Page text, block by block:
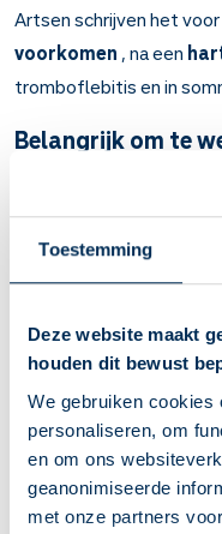
Toestemming
Deze website maakt
houden dit bewust
We gebruiken cookies
personaliseren, om
en om ons
geanonimiseerde
met onze partners
Artsen schrijven het voor
voorkomen , na een
tromboflebitis en in
Belangrijk om te
Enoxaparine zorgt
samenklontert
minder kans op
Om een
dialyse, angina
operatie en na een
Meestal leert u de
de huid. Laat de
eventueel uw
U gebruikt dit
operatie. Hoelang